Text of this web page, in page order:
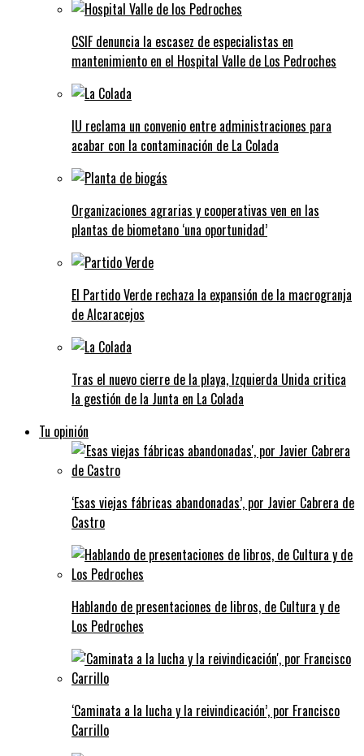
CSIF denuncia la escasez de especialistas en
mantenimiento en el Hospital Valle de Los Pedroches
IU reclama un convenio entre administraciones para
acabar con la contaminación de La Colada
Organizaciones agrarias y cooperativas ven en las
plantas de biometano ‘una oportunidad’
El Partido Verde rechaza la expansión de la macrogranja
de Alcaracejos
Tras el nuevo cierre de la playa, Izquierda Unida critica
la gestión de la Junta en La Colada
Tu opinión
‘Esas viejas fábricas abandonadas’, por Javier Cabrera de
Castro
Hablando de presentaciones de libros, de Cultura y de
Los Pedroches
‘Caminata a la lucha y la reivindicación’, por Francisco
Carrillo